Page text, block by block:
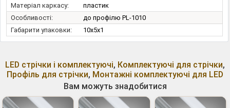
Матеріал каркасу:
пластик
Особливості:
до профілю PL-1010
Габарити упаковки:
10x5x1
LED стрічки і комплектуючі, Комплектуючі для стрічки,
Профіль для стрічки, Монтажні комплектуючі для LED
Вам можуть знадобитися